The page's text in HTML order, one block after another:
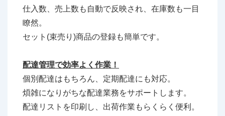
仕入数、売上数も自動で反映され、在庫数も一目
瞭然。
セット(束売り)商品の登録も簡単です。
配達管理で効率よく作業！
個別配達はもちろん、定期配達にも対応。
煩雑になりがちな配達業務をサポートします。
配達リストを印刷し、出荷作業もらくらく便利。